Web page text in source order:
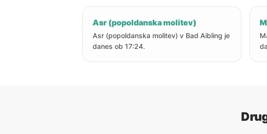
Asr (popoldanska molitev)
Asr (popoldanska molitev) v Bad Aibling je
danes ob 17:24.